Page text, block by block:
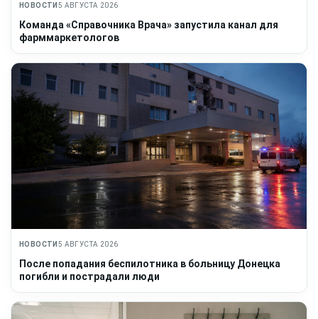
НОВОСТИ 5 АВГУСТА 2026
Команда «Справочника Врача» запустила канал для
фарммаркетологов
НОВОСТИ 5 АВГУСТА 2026
После попадания беспилотника в больницу Донецка
погибли и пострадали люди